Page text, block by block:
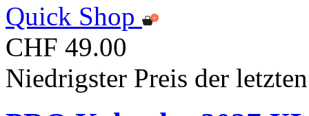
Quick Shop
CHF 49.00
Niedrigster Preis der